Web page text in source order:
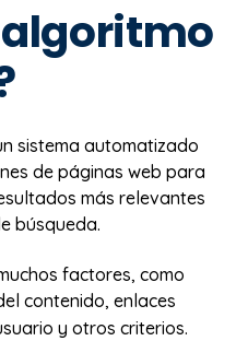
algoritmo
sistema automatizado
de páginas web para
más relevantes
búsqueda.
factores, como
contenido, enlaces
y otros criterios.